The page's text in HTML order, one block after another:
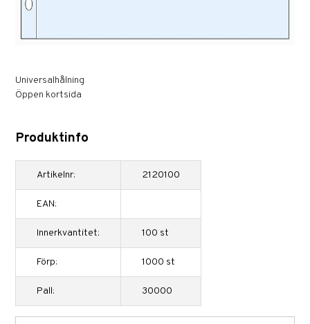
Universalhålning
Öppen kortsida
Produktinfo
Artikelnr: 2120100
EAN:
Innerkvantitet: 100 st
Förp: 1000 st
Pall: 30000